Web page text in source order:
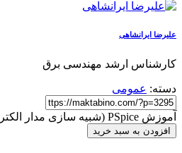
علیرضا ایرانشاهی
کارشناس ارشد مهندسی برق
دسته: عمومی
آموزش PSpice (شبیه سازی مدار الکترونیکی با پی اس پایس) عدد
افزودن به سبد خرید